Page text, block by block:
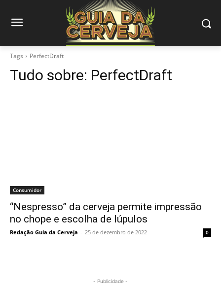
Tags PerfectDraft
Tudo sobre: PerfectDraft
Consumidor
“Nespresso” da cerveja permite impressão
no chope e escolha de lúpulos
Redação Guia da Cerveja - 25 de dezembro de 2022 0
- Publicidade -